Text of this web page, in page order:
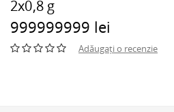
2x0,8 g
999999999 lei
Adăugați o recenzie